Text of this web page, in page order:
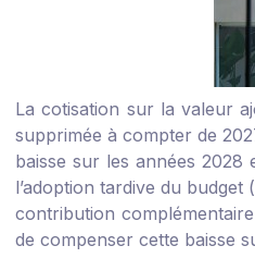
La cotisation sur la valeur
supprimée à compter de
baisse sur les années
l’adoption tardive du
contribution
de compenser cette baisse